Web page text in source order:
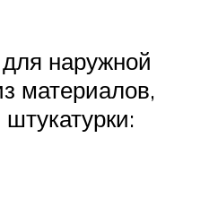
для наружной
материалов,